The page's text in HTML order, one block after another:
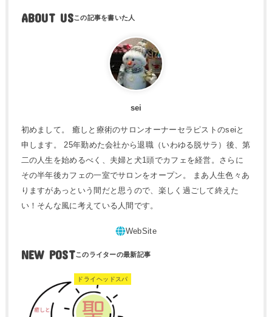
ABOUT US
sei
初めまして。 癒しと療術のサロンオーナーセラピストのseiと
申します。 25年勤めた会社から退職（いわゆる脱サラ）後、第
二の人生を始めるべく、夫婦と犬1頭でカフェを経営。さらに
その半年後カフェの一室でサロンをオープン。 まあ人生色々あ
りますがあっという間だと思うので、楽しく過ごして終えた
い！そんな風に考えている人間です。
NEW POST
ドライヘッドスパ